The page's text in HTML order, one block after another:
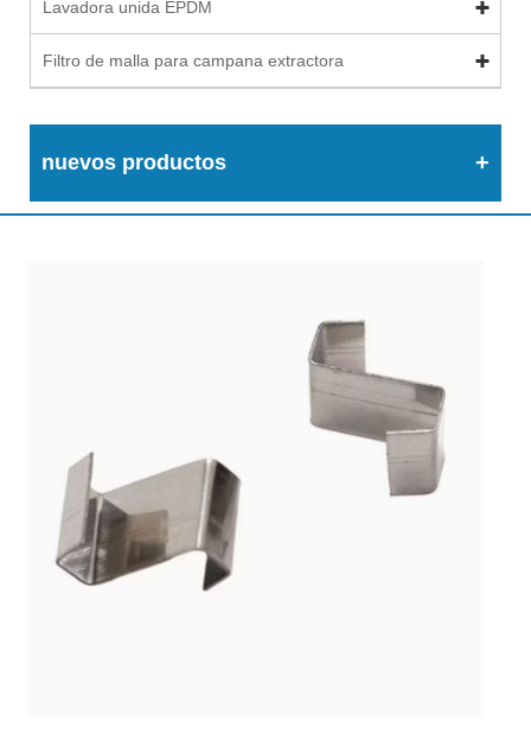
Lavadora unida EPDM
Filtro de malla para campana extractora
nuevos productos